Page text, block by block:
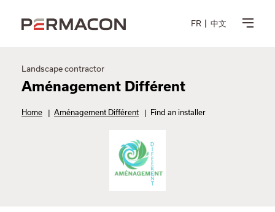
FR 中文
Landscape contractor
Aménagement Différent
Home | Aménagement Différent | Find an installer